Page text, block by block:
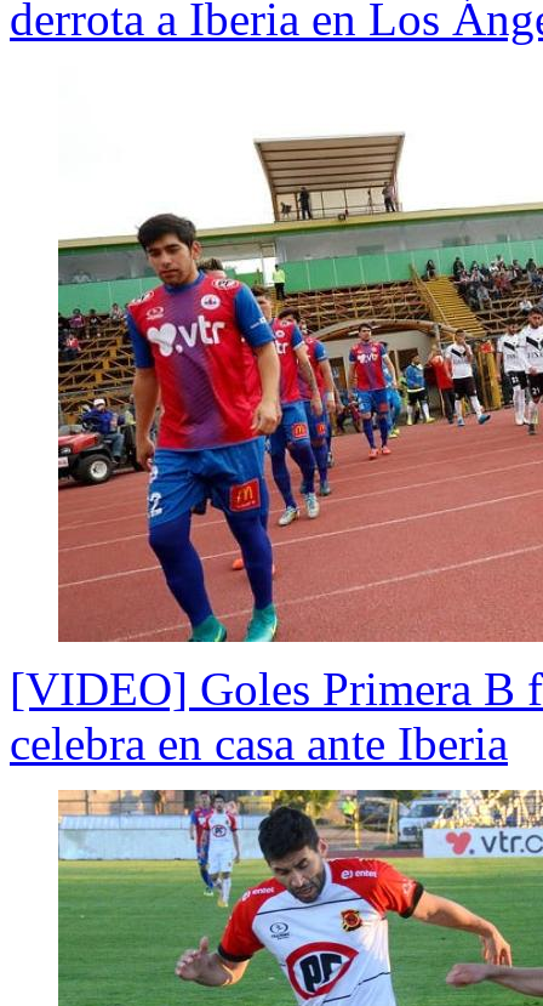
derrota a Iberia en Los
[VIDEO] Goles Primera B
celebra en casa ante Iberia